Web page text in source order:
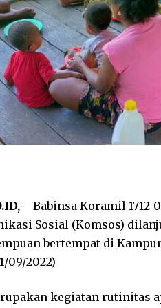
Babinsa Koramil 1712-
Sosial (Komsos)
bertempat di
09/2022)
kegiatan rutinitas